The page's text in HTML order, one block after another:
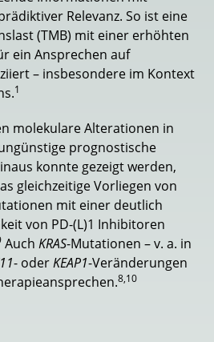
Relevanz. So ist eine
(TMB) mit einer erhöhten
ein Ansprechen auf
– insbesondere im Kontext
1
molekulare Alterationen in
prognostische
konnte gezeigt werden,
gleichzeitige Vorliegen von
mit einer deutlich
von PD-(L)1 Inhibitoren
Auch KRAS-Mutationen – v. a. in
- oderKEAP1-Veränderungen
8,10